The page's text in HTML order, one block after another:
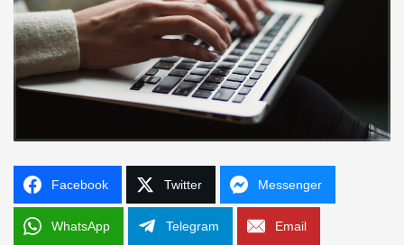
Facebook Twitter Messenger
WhatsApp Telegram Email